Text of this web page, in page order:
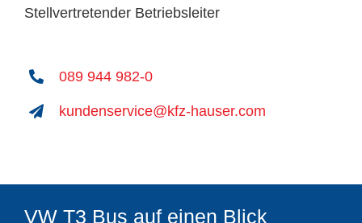
Stellvertretender Betriebsleiter
089 944 982-0
kundenservice@kfz-hauser.com
VW T3 Bus auf einen Blick